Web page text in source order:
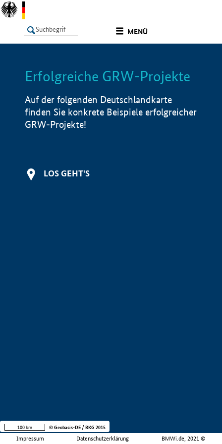
MENÜ
LISTE Info
Erfolgreiche GRW-Projekte
Auf der folgenden Deutschlandkarte
finden Sie konkrete Beispiele erfolgreicher
GRW-Projekte!
LOS GEHT'S
Impressum Datenschutzerklärung BMWi.de, 2021 ©
100 km © Geobasis-DE / BKG 2015